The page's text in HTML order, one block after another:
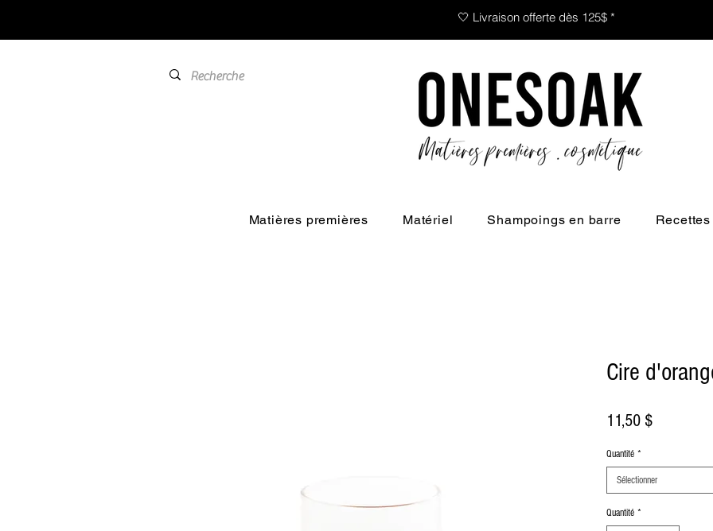
🤍 Livraison offerte dès 125$ *
Matières premières Matériel Shampoings en barre Recettes
Cire
11,50 $Prix
Quantité *
Sélectionner
Quantité *